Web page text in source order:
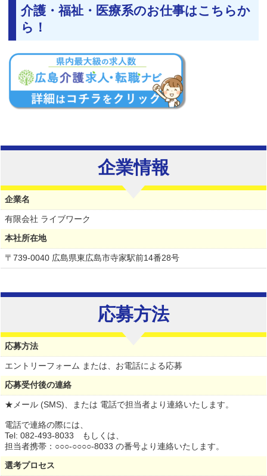
介護・福祉・医療系のお仕事はこちらか
ら！
企業情報
企業名
有限会社 ライブワーク
本社所在地
〒739-0040 広島県東広島市寺家駅前14番28号
応募方法
応募方法
エントリーフォーム または、お電話による応募
応募受付後の連絡
★メール (SMS)、または 電話で担当者より連絡いたします。
電話で連絡の際には、
Tel: 082-493-8033 もしくは、
担当者携帯：○○○-○○○○-8033 の番号より連絡いたします。
選考プロセス